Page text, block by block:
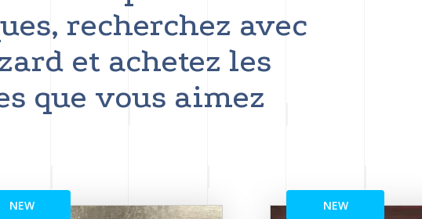
recherchez avec
et achetez les
que vous aimez
NEW NEW